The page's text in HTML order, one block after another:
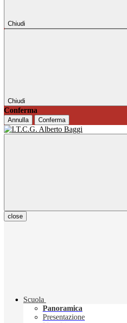
Chiudi
Chiudi
Conferma
Annulla Conferma
close
Scuola
Panoramica
Presentazione